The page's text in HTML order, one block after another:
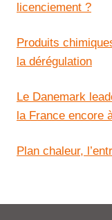
licenciement ?
Produits
la dérégulation
Le Danemark
la France encore
Plan chaleur,